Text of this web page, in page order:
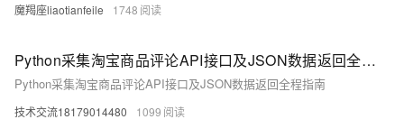
魔羯座liaotianfeile 1748
Python采集淘宝商品评论API接口及JSON数据返回全程指南
Python采集淘宝商品评论API接口及JSON数据返回全程指南
技术交流18179014480 1099